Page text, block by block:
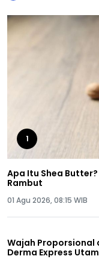
1
Apa Itu Shea
Rambut
01 Agu 2026, 08:15 WIB
Wajah Proporsional
Derma Express